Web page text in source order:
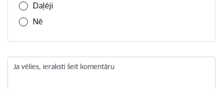
Daļēji
Nē
Ja vēlies, ieraksti šeit komentāru